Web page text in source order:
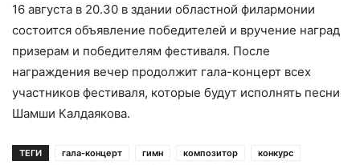
16 августа в 20.30 в здании областной филармонии
состоится объявление победителей и вручение наград
призерам и победителям фестиваля. После
награждения вечер продолжит гала-концерт всех
участников фестиваля, которые будут исполнять песни
Шамши Калдаякова.
ТЕГИ гала-концерт гимн композитор
конкурс